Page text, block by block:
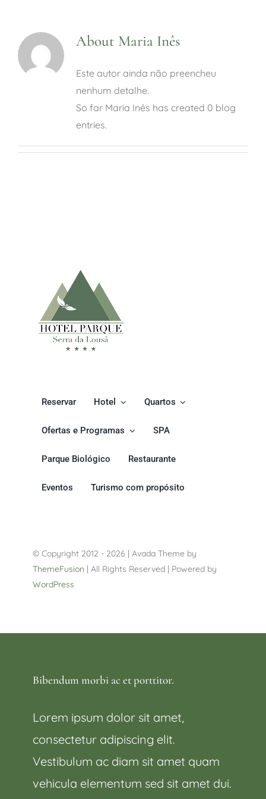
Parque Biológico
Restaurante
Turismo com propósito
About Maria Inês
Este autor ainda não preencheu
nenhum detalhe.
So far Maria Inês has created 0 blog
entries.
Reservar Hotel Quartos
Ofertas e Programas SPA
Parque Biológico Restaurante
Eventos Turismo com propósito
© Copyright 2012 - 2026 | Avada Theme by
ThemeFusion | All Rights Reserved | Powered by
WordPress
Bibendum morbi ac et porttitor.
Lorem ipsum dolor sit amet,
consectetur adipiscing elit.
Vestibulum ac diam sit amet quam
vehicula elementum sed sit amet dui.